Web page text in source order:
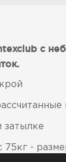
с
затылке
75кг -